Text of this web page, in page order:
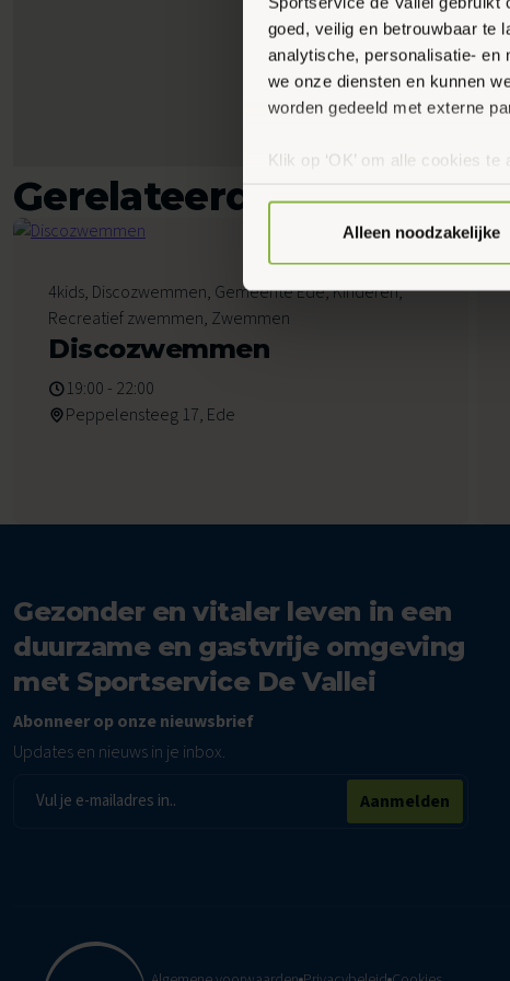
goed, veilig en betrouwbaar te
analytische, personalisatie- en
we onze diensten en kunnen
worden gedeeld met externe
Klik op ‘OK’ om alle cookies
Alleen noodzakelijke
Gerelateerde
7
Augustus 2026
4kids, Discozwemmen, Gemeente Ede, Kinderen,
Recreatief zwemmen, Zwemmen
Discozwemmen
19:00 - 22:00
Peppelensteeg 17, Ede
Gezonder en vitaler leven in een
duurzame en gastvrije omgeving
met Sportservice De Vallei
Abonneer op onze nieuwsbrief
Updates en nieuws in je inbox.
E-
mailadres
Aanmelden